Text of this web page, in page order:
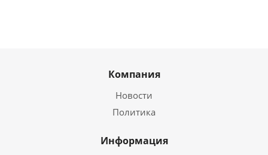
Компания
Новости
Политика
Информация